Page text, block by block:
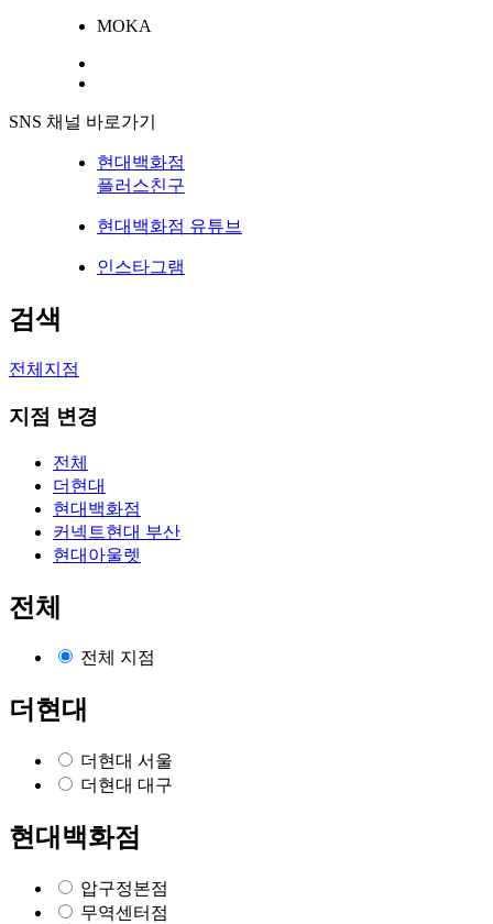
MOKA
SNS 채널 바로가기
현대백화점
플러스친구
현대백화점 유튜브
인스타그램
검색
전체지점
지점 변경
전체
더현대
현대백화점
커넥트현대 부산
현대아울렛
전체
전체 지점
더현대
더현대 서울
더현대 대구
현대백화점
압구정본점
무역센터점